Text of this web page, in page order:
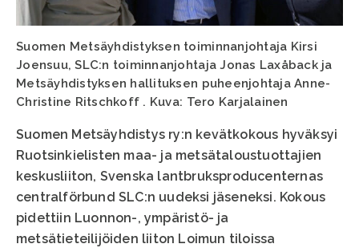
Suomen Metsäyhdistyksen toiminnanjohtaja Kirsi
Joensuu, SLC:n toiminnanjohtaja Jonas Laxåback ja
Metsäyhdistyksen hallituksen puheenjohtaja Anne-
Christine Ritschkoff . Kuva: Tero Karjalainen
Suomen Metsäyhdistys ry:n kevätkokous hyväksyi
Ruotsinkielisten maa- ja metsätaloustuottajien
keskusliiton, Svenska lantbruksproducenternas
centralförbund SLC:n uudeksi jäseneksi. Kokous
pidettiin Luonnon-, ympäristö- ja
metsätieteilijöiden liiton Loimun tiloissa